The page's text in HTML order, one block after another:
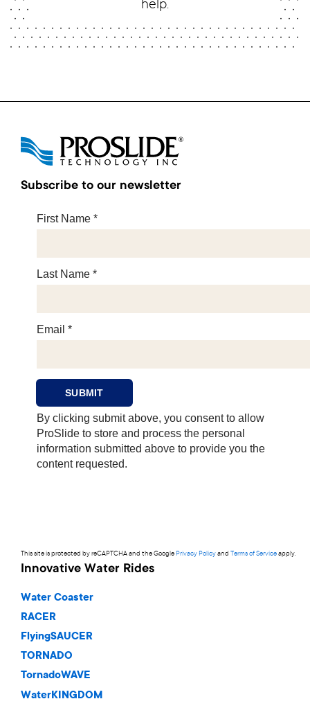
help.
Subscribe to our newsletter
This site is protected by reCAPTCHA and the Google Privacy Policyand Terms of Serviceapply.
Innovative Water Rides
Water Coaster
RACER
FlyingSAUCER
TORNADO
TornadoWAVE
WaterKINGDOM